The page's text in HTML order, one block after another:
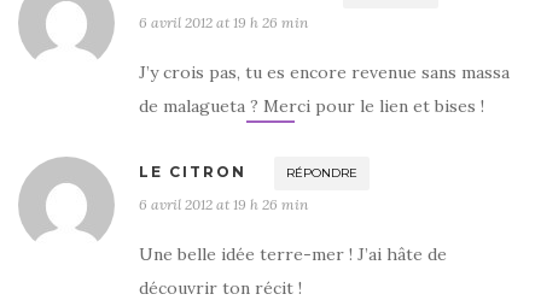
6 avril 2012 at 19 h 26 min
J’y crois pas, tu es encore revenue sans massa
de malagueta ? Merci pour le lien et bises !
LE CITRON RÉPONDRE
6 avril 2012 at 19 h 26 min
Une belle idée terre-mer ! J’ai hâte de
découvrir ton récit !